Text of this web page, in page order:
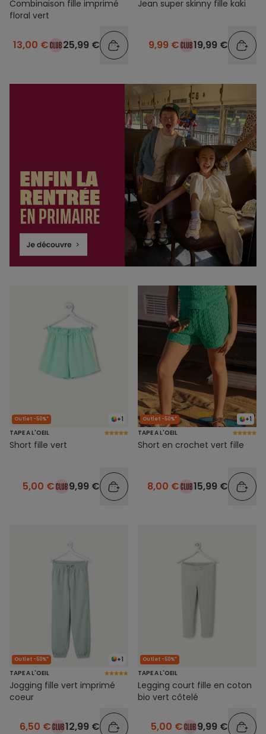
Combinaison fille imprimé
floral vert
13,00 € 25,99 €
Jean super skinny fille kaki
9,99 € 19,99 €
+1
Outlet -50%*
TAPE A L'OEIL
Short fille vert
5,00 € 9,99 €
+1
Outlet -50%*
TAPE A L'OEIL
Short en crochet vert fille
8,00 € 15,99 €
+1
Outlet -50%*
TAPE A L'OEIL
Jogging fille vert imprimé
coeur
6,50 € 12,99 €
Outlet -50%*
TAPE A L'OEIL
Legging court fille en coton
bio vert côtelé
5,00 € 9,99 €